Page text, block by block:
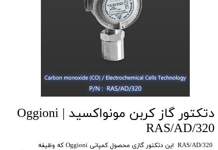
دتکتور گاز کربن مونواکسید Oggioni |
RAS/AD/320
RAS/AD/320 این دتکتور گازی محصول کمپانی Oggioni که وظیفه